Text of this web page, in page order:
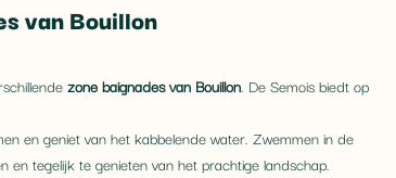
van Bouillon
zone baignades van Bouillon. De Semois biedt op
en geniet van het kabbelende water. Zwemmen in de
tegelijk te genieten van het prachtige landschap.